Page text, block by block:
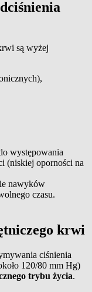
są wyżej
występowania
(niskiej oporności na
nawyków
czasu.
krwi
ciśnienia
120/80 mm Hg)
trybu życia.